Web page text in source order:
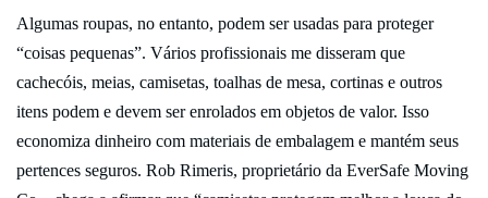
Algumas roupas, no entanto, podem ser usadas para proteger
“coisas pequenas”. Vários profissionais me disseram que
cachecóis, meias, camisetas, toalhas de mesa, cortinas e outros
itens podem e devem ser enrolados em objetos de valor. Isso
economiza dinheiro com materiais de embalagem e mantém seus
pertences seguros. Rob Rimeris, proprietário da EverSafe Moving